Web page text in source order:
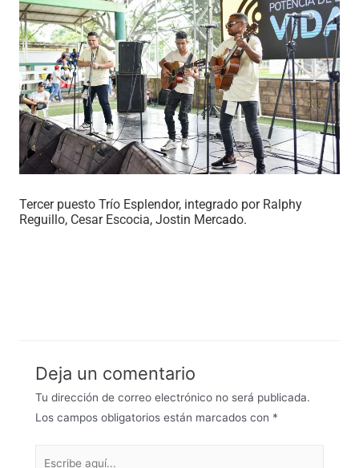
Tercer puesto Trío Esplendor, integrado por Ralphy
Reguillo, Cesar Escocia, Jostin Mercado.
Deja un comentario
Tu dirección de correo electrónico no será publicada.
Los campos obligatorios están marcados con *